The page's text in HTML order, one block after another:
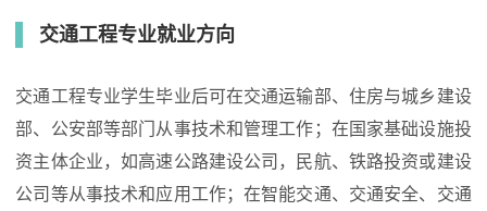
交通工程专业就业方向
交通工程专业学生毕业后可在交通运输部、住房与城乡建设
部、公安部等部门从事技术和管理工作；在国家基础设施投
资主体企业，如高速公路建设公司，民航、铁路投资或建设
公司等从事技术和应用工作；在智能交通、交通安全、交通